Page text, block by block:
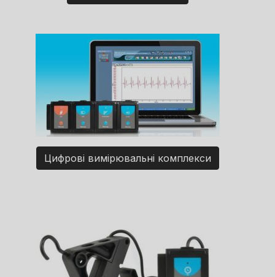
Цифрові вимірювальні комплекси